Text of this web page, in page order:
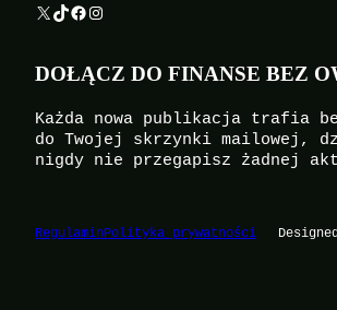
X TikTok Facebook Instagram
DOŁĄCZ DO FINANSE BEZ
Każda nowa publikacja trafia
do Twojej skrzynki mailowej,
nigdy nie przegapisz żadnej
RegulaminPolityka prywatności